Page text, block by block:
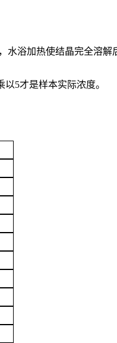
浴加热使结晶完全溶解
以5才是样本实际浓度。